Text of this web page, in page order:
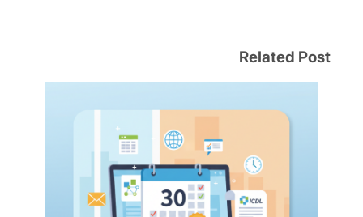
Related Post